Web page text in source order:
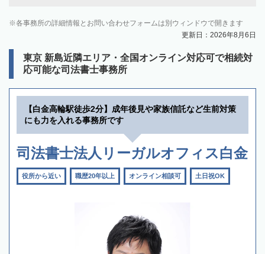
各事務所の詳細情報とお問い合わせフォームは別ウィンドウで開きます
更新日：2026年8月6日
東京 新島近隣エリア・全国オンライン対応可で相続対
応可能な司法書士事務所
【白金高輪駅徒歩2分】成年後見や家族信託など生前対策
にも力を入れる事務所です
司法書士法人リーガルオフィス白金
役所から近い 職歴20年以上 オンライン相談可 土日祝OK